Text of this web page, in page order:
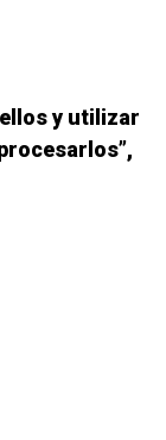
y utilizar